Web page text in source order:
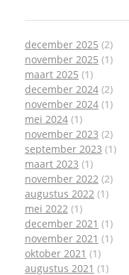
december 2025 (2)
november 2025 (1)
maart 2025 (1)
december 2024 (2)
november 2024 (1)
mei 2024 (1)
november 2023 (2)
september 2023 (1)
maart 2023 (1)
november 2022 (2)
augustus 2022 (1)
mei 2022 (1)
december 2021 (1)
november 2021 (1)
oktober 2021 (1)
augustus 2021 (1)